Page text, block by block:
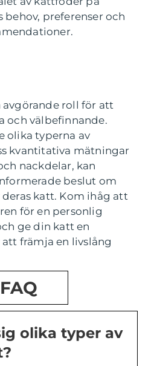
preferenser och
avgörande roll för att
och välbefinnande.
olika typerna av
kvantitativa mätningar
nackdelar, kan
beslut om
katt. Kom ihåg att
för en personlig
ge din katt en
främja en livslång
FAQ
olika typer av